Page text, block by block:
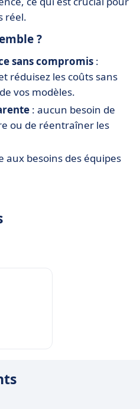
réel.
?
sans compromis :
réduisez les coûts sans
vos modèles.
: aucun besoin de
ou de réentraîner les
aux besoins des équipes
sans nécessiter de
flexibilité maximale.